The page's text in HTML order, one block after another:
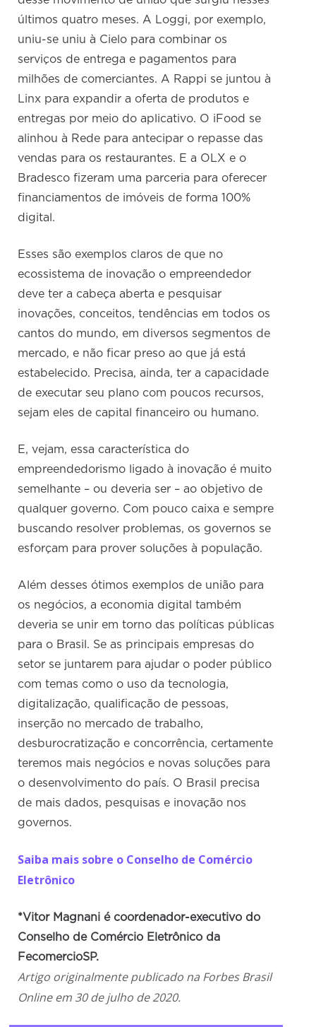
últimos quatro meses. A Loggi, por exemplo,
uniu-se uniu à Cielo para combinar os
serviços de entrega e pagamentos para
milhões de comerciantes. A Rappi se juntou à
Linx para expandir a oferta de produtos e
entregas por meio do aplicativo. O iFood se
alinhou à Rede para antecipar o repasse das
vendas para os restaurantes. E a OLX e o
Bradesco fizeram uma parceria para oferecer
financiamentos de imóveis de forma 100%
digital.
Esses são exemplos claros de que no
ecossistema de inovação o empreendedor
deve ter a cabeça aberta e pesquisar
inovações, conceitos, tendências em todos os
cantos do mundo, em diversos segmentos de
mercado, e não ficar preso ao que já está
estabelecido. Precisa, ainda, ter a capacidade
de executar seu plano com poucos recursos,
sejam eles de capital financeiro ou humano.
E, vejam, essa característica do
empreendedorismo ligado à inovação é muito
semelhante – ou deveria ser – ao objetivo de
qualquer governo. Com pouco caixa e sempre
buscando resolver problemas, os governos se
esforçam para prover soluções à população.
Além desses ótimos exemplos de união para
os negócios, a economia digital também
deveria se unir em torno das políticas públicas
para o Brasil. Se as principais empresas do
setor se juntarem para ajudar o poder público
com temas como o uso da tecnologia,
digitalização, qualificação de pessoas,
inserção no mercado de trabalho,
desburocratização e concorrência, certamente
teremos mais negócios e novas soluções para
o desenvolvimento do país. O Brasil precisa
de mais dados, pesquisas e inovação nos
governos.
Saiba mais sobre o Conselho de Comércio
Eletrônico
*Vitor Magnani é coordenador-executivo do
Conselho de Comércio Eletrônico da
FecomercioSP.
Artigo originalmente publicado na Forbes Brasil
Online em 30 de julho de 2020.